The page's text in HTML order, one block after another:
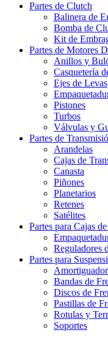
Partes de Clutch
Balinera de
Bomba de
Kit de
Partes de Motores
Anillos y
Casquetería
Ejes de Levas
Pistones
Turbos
Válvulas y
Partes de
Arandelas
Cajas de
Canasta
Piñones
Planetarios
Retenes
Satélites
Partes para Cajas
Reguladores
Partes para
Bandas de
Discos de
Pastillas de
Rotulas y
Soportes